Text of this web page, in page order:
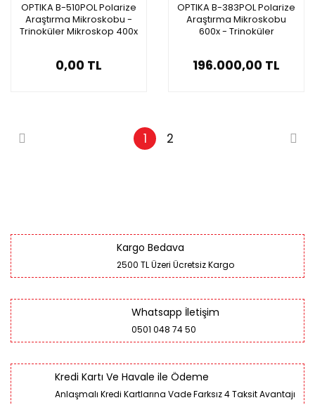
OPTIKA B-510POL Polarize
Araştırma Mikroskobu -
Trinoküler Mikroskop 400x
0,00 TL
OPTIKA B-383POL Polarize
Araştırma Mikroskobu
600x - Trinoküler
196.000,00 TL
1 2
Kargo Bedava
2500 TL Üzeri Ücretsiz Kargo
Whatsapp İletişim
0501 048 74 50
Kredi Kartı Ve Havale ile Ödeme
Anlaşmalı Kredi Kartlarına Vade Farksız 4 Taksit Avantajı